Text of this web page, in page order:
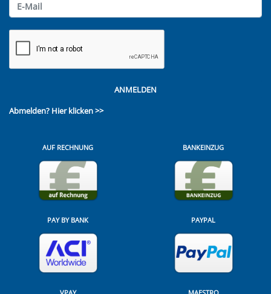
ANMELDEN
Abmelden? Hier klicken >>
AUF RECHNUNG BANKEINZUG
PAY BY BANK PAYPAL